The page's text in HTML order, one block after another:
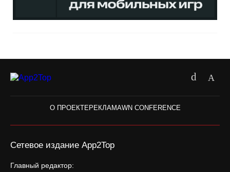
О ПРОЕКТЕРЕКЛАМАWN CONFERENCE
Сетевое издание App2Top
Главный редактор: